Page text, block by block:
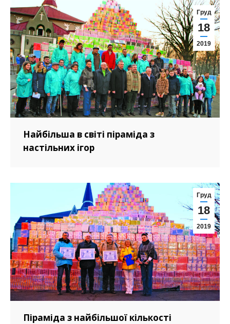
Груд
18
2019
Найбільша в світі піраміда з
настільних ігор
Груд
18
2019
Піраміда з найбільшої кількості